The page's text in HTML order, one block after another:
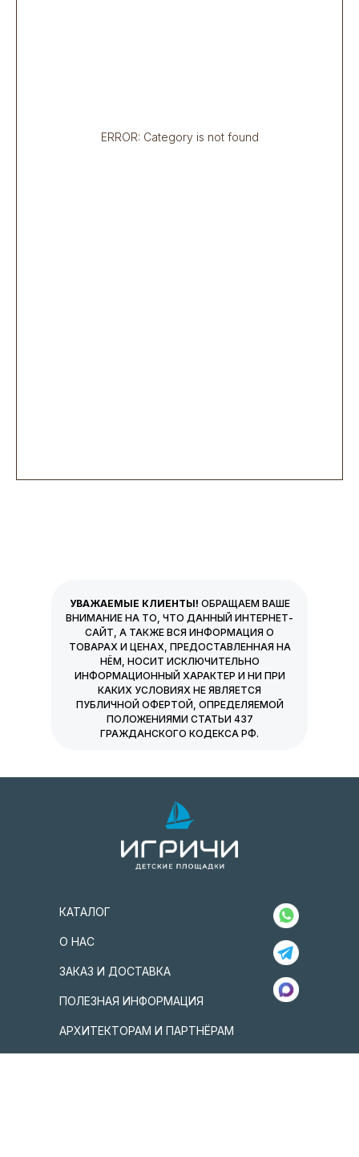
ERROR: Category is not found
УВАЖАЕМЫЕ КЛИЕНТЫ! ОБРАЩАЕМ ВАШЕ
ВНИМАНИЕ НА ТО, ЧТО ДАННЫЙ ИНТЕРНЕТ-
САЙТ, А ТАКЖЕ ВСЯ ИНФОРМАЦИЯ О
ТОВАРАХ И ЦЕНАХ, ПРЕДОСТАВЛЕННАЯ НА
НЁМ, НОСИТ ИСКЛЮЧИТЕЛЬНО
ИНФОРМАЦИОННЫЙ ХАРАКТЕР И НИ ПРИ
КАКИХ УСЛОВИЯХ НЕ ЯВЛЯЕТСЯ
ПУБЛИЧНОЙ ОФЕРТОЙ, ОПРЕДЕЛЯЕМОЙ
ПОЛОЖЕНИЯМИ СТАТЬИ 437
ГРАЖДАНСКОГО КОДЕКСА РФ.
АРХИТЕКТОРАМ И ПАРТНЁРАМ
ПОЛЕЗНАЯ ИНФОРМАЦИЯ
ЗАКАЗ И ДОСТАВКА
О НАС
КАТАЛОГ